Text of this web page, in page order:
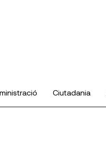
Ciutadania